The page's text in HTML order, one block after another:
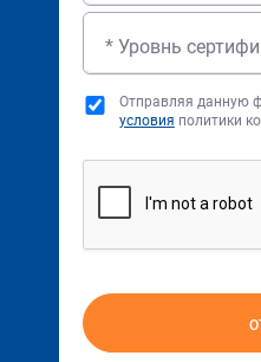
* Уровнь
Отправляя данную
условия политики